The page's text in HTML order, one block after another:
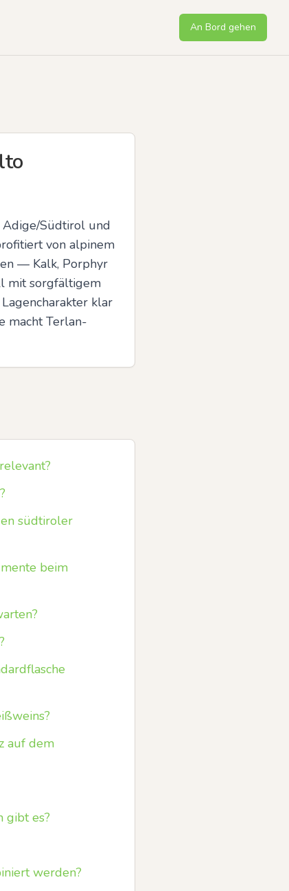
An Bord gehen
Adige/Südtirol und
von alpinem
— Kalk, Porphyr
mit sorgfältigem
klar
macht Terlan-
südtiroler
beim
auf dem
gibt es?
werden?